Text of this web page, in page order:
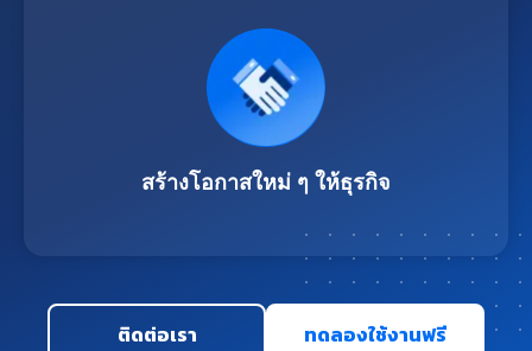
สร้างโอกาสใหม่ ๆ ให้ธุรกิจ
ติดต่อเรา ทดลองใช้งานฟรี